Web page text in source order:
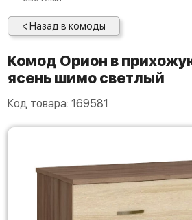
< Назад в комоды
Комод Орион в прихожую дуб сонома/
ясень шимо светлый
Код товара: 169581